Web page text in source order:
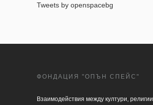
Tweets by openspacebg
ФОНДАЦИЯ "ОПЪН СПЕЙС"
Взаимодействия между култури, религии,